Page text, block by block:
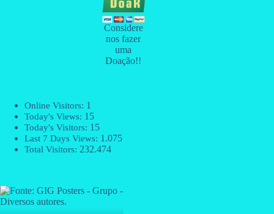
Considere
nos fazer
uma
Doação!!
Online Visitors: 1
Today's Views: 15
Today's Visitors: 15
Last 7 Days Views: 1.075
Total Visitors: 232.474